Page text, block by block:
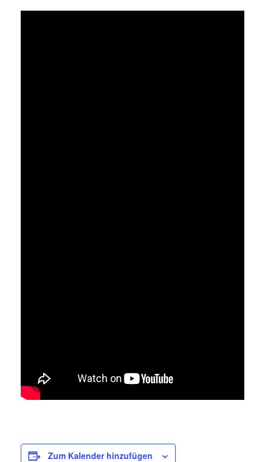
Zum Kalender hinzufügen